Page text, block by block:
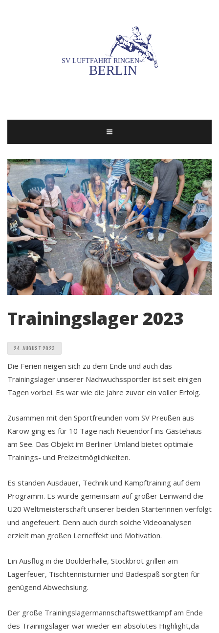
Trainingslager 2023
24. AUGUST 2023
Die Ferien neigen sich zu dem Ende und auch das
Trainingslager unserer Nachwuchssportler ist seit einigen
Tagen vorbei. Es war wie die Jahre zuvor ein voller Erfolg.
Zusammen mit den Sportfreunden vom SV Preußen aus
Karow ging es für 10 Tage nach Neuendorf ins Gästehaus
am See. Das Objekt im Berliner Umland bietet optimale
Trainings- und Freizeitmöglichkeiten.
Es standen Ausdauer, Technik und Kampftraining auf dem
Programm. Es wurde gemeinsam auf großer Leinwand die
U20 Weltmeisterschaft unserer beiden Starterinnen verfolgt
und angefeuert. Denn auch durch solche Videoanalysen
erzielt man großen Lerneffekt und Motivation.
Ein Ausflug in die Boulderhalle, Stockbrot grillen am
Lagerfeuer, Tischtennisturnier und Badespaß sorgten für
genügend Abwechslung.
Der große Trainingslagermannschaftswettkampf am Ende
des Trainingslager war wieder ein absolutes Highlight,da